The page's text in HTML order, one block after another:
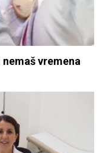
vremena